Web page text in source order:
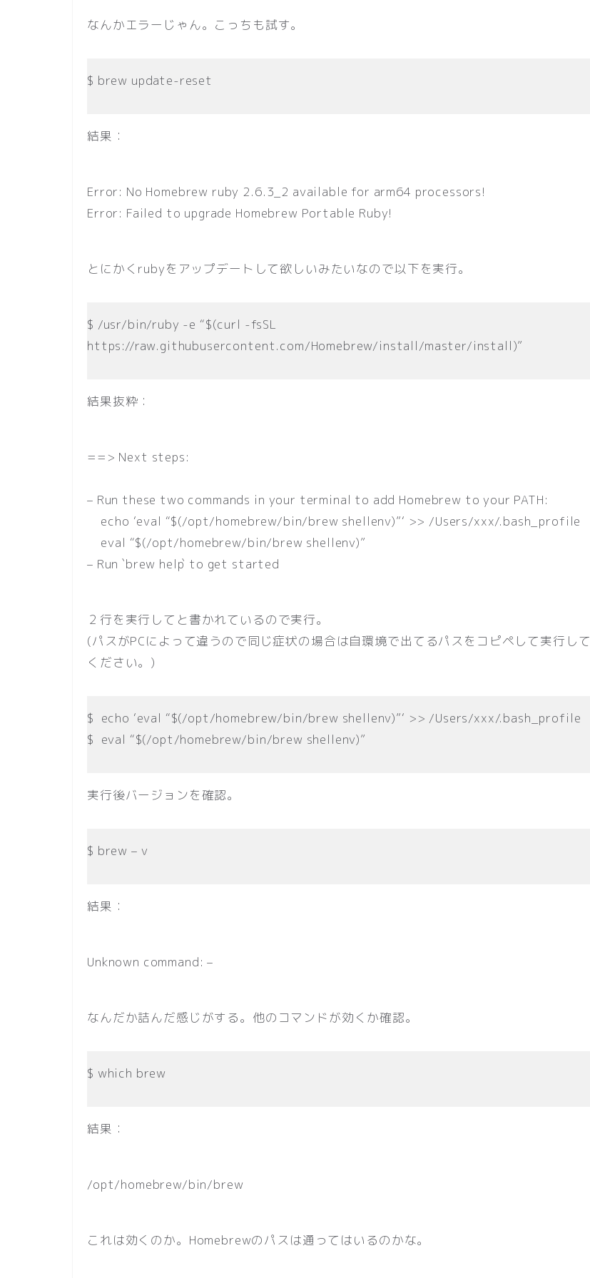
なんかエラーじゃん。こっちも試す。
$ brew update-reset
結果：
Error: No Homebrew ruby 2.6.3_2 available for arm64 processors!
Error: Failed to upgrade Homebrew Portable Ruby!
とにかくrubyをアップデートして欲しいみたいなので以下を実行。
$ /usr/bin/ruby -e “$(curl -fsSL
https://raw.githubusercontent.com/Homebrew/install/master/install)”
結果抜粋：
==> Next steps:
– Run these two commands in your terminal to add Homebrew to your PATH:
echo ‘eval “$(/opt/homebrew/bin/brew shellenv)”‘ >> /Users/xxx/.bash_profile
eval “$(/opt/homebrew/bin/brew shellenv)”
– Run `brew help` to get started
２行を実行してと書かれているので実行。
(パスがPCによって違うので同じ症状の場合は自環境で出てるパスをコピペして実行して
ください。)
$ echo ‘eval “$(/opt/homebrew/bin/brew shellenv)”‘ >> /Users/xxx/.bash_profile
$ eval “$(/opt/homebrew/bin/brew shellenv)”
実行後バージョンを確認。
$ brew – v
結果：
Unknown command: –
なんだか詰んだ感じがする。他のコマンドが効くか確認。
$ which brew
結果：
/opt/homebrew/bin/brew
これは効くのか。Homebrewのパスは通ってはいるのかな。